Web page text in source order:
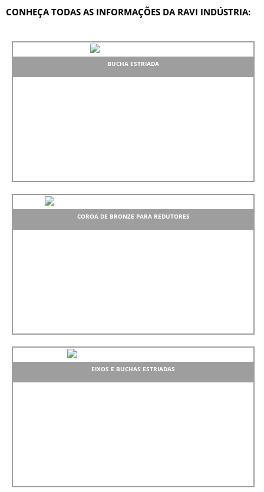
CONHEÇA TODAS AS INFORMAÇÕES DA RAVI INDÚSTRIA:
BUCHA ESTRIADA
COROA DE BRONZE PARA REDUTORES
EIXOS E BUCHAS ESTRIADAS